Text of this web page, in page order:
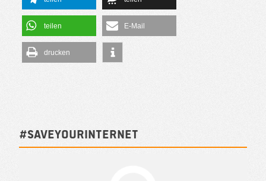
teilen E-Mail
drucken
#SAVEYOURINTERNET